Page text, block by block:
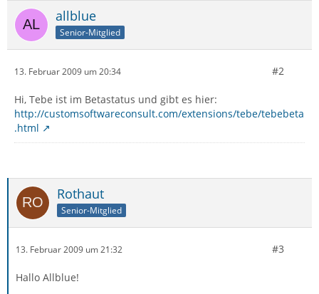
allblue
Senior-Mitglied
13. Februar 2009 um 20:34 #2
Hi, Tebe ist im Betastatus und gibt es hier:
http://customsoftwareconsult.com/extensions/tebe/tebebeta
.html
Rothaut
Senior-Mitglied
13. Februar 2009 um 21:32 #3
Hallo Allblue!